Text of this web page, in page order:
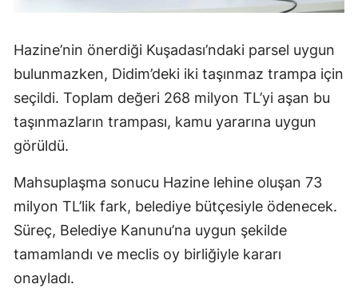
Hazine’nin önerdiği Kuşadası’ndaki parsel uygun
bulunmazken, Didim’deki iki taşınmaz trampa için
seçildi. Toplam değeri 268 milyon TL’yi aşan bu
taşınmazların trampası, kamu yararına uygun
görüldü.
Mahsuplaşma sonucu Hazine lehine oluşan 73
milyon TL’lik fark, belediye bütçesiyle ödenecek.
Süreç, Belediye Kanunu’na uygun şekilde
tamamlandı ve meclis oy birliğiyle kararı
onayladı.